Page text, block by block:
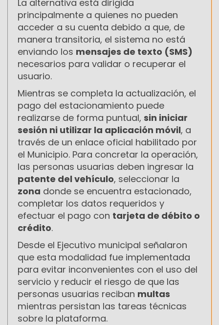
La alternativa está dirigida
principalmente a quienes no pueden
acceder a su cuenta debido a que, de
manera transitoria, el sistema no está
enviando los mensajes de texto (SMS)
necesarios para validar o recuperar el
usuario.
Mientras se completa la actualización, el
pago del estacionamiento puede
realizarse de forma puntual, sin iniciar
sesión ni utilizar la aplicación móvil, a
través de un enlace oficial habilitado por
el Municipio. Para concretar la operación,
las personas usuarias deben ingresar la
patente del vehículo, seleccionar la
zona donde se encuentra estacionado,
completar los datos requeridos y
efectuar el pago con tarjeta de débito o
crédito.
Desde el Ejecutivo municipal señalaron
que esta modalidad fue implementada
para evitar inconvenientes con el uso del
servicio y reducir el riesgo de que las
personas usuarias reciban multas
mientras persistan las tareas técnicas
sobre la plataforma.